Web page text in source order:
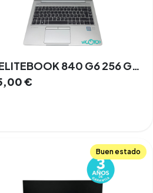
HP ELITEBOOK 840 G6 256 GB SSD 8 GB Intel I5 8va Gen. WINDOWS 11 PRO 100%
€
Buen estado